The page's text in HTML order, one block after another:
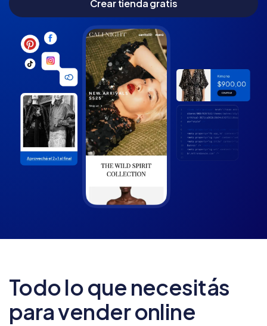
Todo lo que necesitás
para vender online